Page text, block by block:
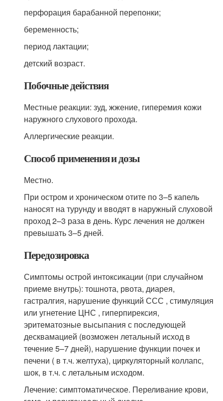
перфорация барабанной перепонки;
беременность;
период лактации;
детский возраст.
Побочные действия
Местные реакции: зуд, жжение, гиперемия кожи
наружного слухового прохода.
Аллергические реакции.
Способ применения и дозы
Местно.
При остром и хроническом отите по 3–5 капель
наносят на турунду и вводят в наружный слуховой
проход 2–3 раза в день. Курс лечения не должен
превышать 3–5 дней.
Передозировка
Симптомы острой интоксикации (при случайном
приеме внутрь): тошнота, рвота, диарея,
гастралгия, нарушение функций ССС , стимуляция
или угнетение ЦНС , гиперпирексия,
эритематозные высыпания с последующей
десквамацией (возможен летальный исход в
течение 5–7 дней), нарушение функции почек и
печени ( в т.ч. желтуха), циркуляторный коллапс,
шок, в т.ч. с летальным исходом.
Лечение: симптоматическое. Переливание крови,